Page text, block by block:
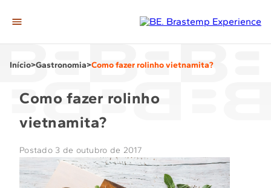
A Casa
Editorias
Gastronomia
Casa & Decor
Início>Gastronomia>Como fazer rolinho vietnamita?
Como fazer rolinho
vietnamita?
Postado 3 de outubro de 2017